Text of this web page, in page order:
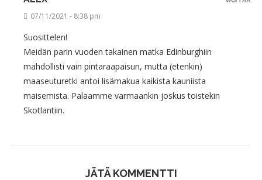
07/11/2021 - 8:38 pm
Suosittelen!
Meidän parin vuoden takainen matka Edinburghiin
mahdollisti vain pintaraapaisun, mutta (etenkin)
maaseuturetki antoi lisämakua kaikista kauniista
maisemista. Palaamme varmaankin joskus toistekin
Skotlantiin.
JÄTÄ KOMMENTTI